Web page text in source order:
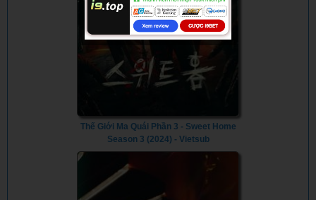
Thế Giới Ma Quái Phần 3 - Sweet Home
Season 3 (2024) - Vietsub